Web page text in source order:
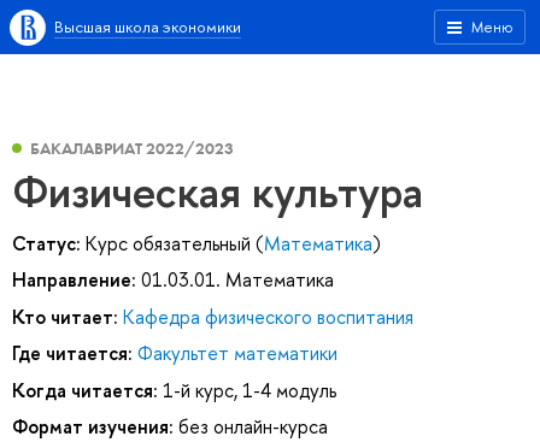
Меню
Высшая школа экономики
БАКАЛАВРИАТ 2022/2023
Физическая культура
Статус: Курс обязательный (Математика)
Направление: 01.03.01. Математика
Кто читает: Кафедра физического воспитания
Где читается: Факультет математики
Когда читается: 1-й курс, 1-4 модуль
Формат изучения: без онлайн-курса